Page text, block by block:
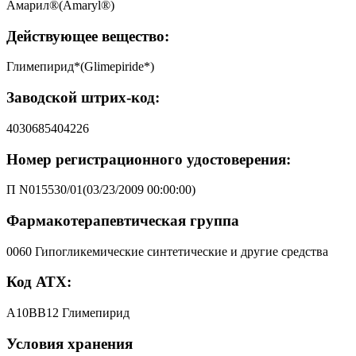
Амарил®(Amaryl®)
Действующее вещество:
Глимепирид*(Glimepiride*)
Заводской штрих-код:
4030685404226
Номер регистрационного удостоверения:
П N015530/01(03/23/2009 00:00:00)
Фармакотерапевтическая группа
0060 Гипогликемические синтетические и другие средства
Код АТХ:
A10BB12 Глимепирид
Условия хранения